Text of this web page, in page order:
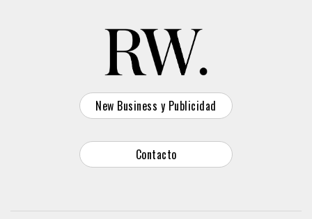
New Business y Publicidad
Contacto